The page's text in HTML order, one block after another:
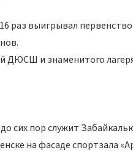
раз выигрывал
ДЮСШ и знаменитого
сих пор служит
на фасаде спортзала